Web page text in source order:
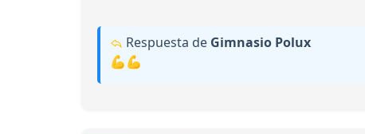
Respuesta de Gimnasio Polux
💪💪